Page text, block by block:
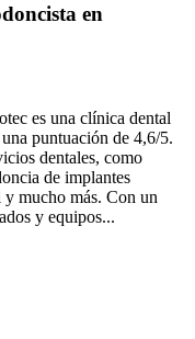
en
es una clínica dental
puntuación de 4,6/5.
dentales, como
de implantes
mucho más. Con un
y equipos...